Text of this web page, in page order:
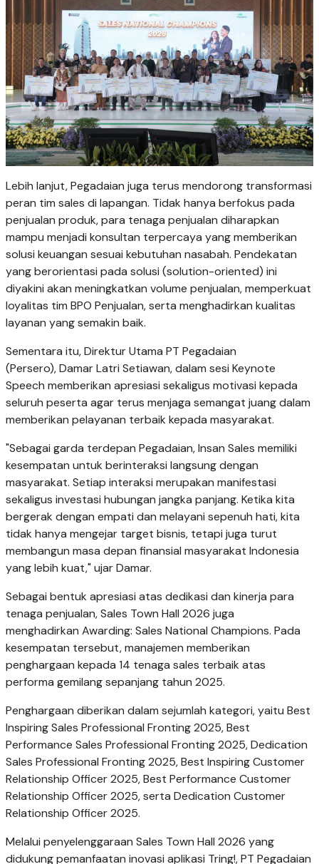
Lebih lanjut, Pegadaian juga terus mendorong transformasi
peran tim sales di lapangan. Tidak hanya berfokus pada
penjualan produk, para tenaga penjualan diharapkan
mampu menjadi konsultan terpercaya yang memberikan
solusi keuangan sesuai kebutuhan nasabah. Pendekatan
yang berorientasi pada solusi (solution-oriented) ini
diyakini akan meningkatkan volume penjualan, memperkuat
loyalitas tim BPO Penjualan, serta menghadirkan kualitas
layanan yang semakin baik.
Sementara itu, Direktur Utama PT Pegadaian
(Persero), Damar Latri Setiawan, dalam sesi Keynote
Speech memberikan apresiasi sekaligus motivasi kepada
seluruh peserta agar terus menjaga semangat juang dalam
memberikan pelayanan terbaik kepada masyarakat.
"Sebagai garda terdepan Pegadaian, Insan Sales memiliki
kesempatan untuk berinteraksi langsung dengan
masyarakat. Setiap interaksi merupakan manifestasi
sekaligus investasi hubungan jangka panjang. Ketika kita
bergerak dengan empati dan melayani sepenuh hati, kita
tidak hanya mengejar target bisnis, tetapi juga turut
membangun masa depan finansial masyarakat Indonesia
yang lebih kuat," ujar Damar.
Sebagai bentuk apresiasi atas dedikasi dan kinerja para
tenaga penjualan, Sales Town Hall 2026 juga
menghadirkan Awarding: Sales National Champions. Pada
kesempatan tersebut, manajemen memberikan
penghargaan kepada 14 tenaga sales terbaik atas
performa gemilang sepanjang tahun 2025.
Penghargaan diberikan dalam sejumlah kategori, yaitu Best
Inspiring Sales Professional Fronting 2025, Best
Performance Sales Professional Fronting 2025, Dedication
Sales Professional Fronting 2025, Best Inspiring Customer
Relationship Officer 2025, Best Performance Customer
Relationship Officer 2025, serta Dedication Customer
Relationship Officer 2025.
Melalui penyelenggaraan Sales Town Hall 2026 yang
didukung pemanfaatan inovasi aplikasi Tring!, PT Pegadaian